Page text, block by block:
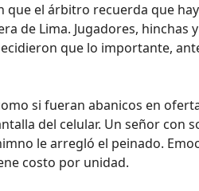
el árbitro recuerda que
de Lima. Jugadores, hinchas
que lo importante,
si fueran abanicos en
del celular. Un señor con
le arregló el peinado.
costo por unidad.